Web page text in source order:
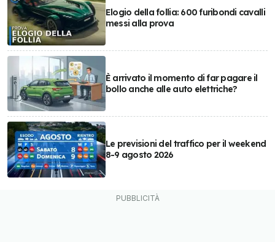
Elogio della follia: 600 furibondi cavalli
messi alla prova
È arrivato il momento di far pagare il
bollo anche alle auto elettriche?
Le previsioni del traffico per il weekend
8-9 agosto 2026